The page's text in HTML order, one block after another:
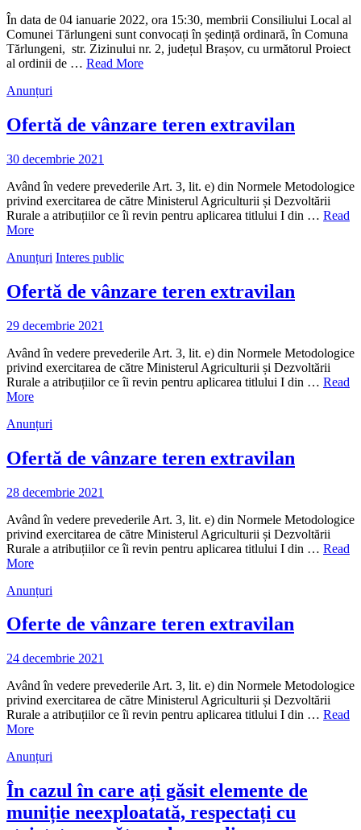
În data de 04 ianuarie 2022, ora 15:30, membrii Consiliului Local al
Comunei Tărlungeni sunt convocați în ședință ordinară, în Comuna
Tărlungeni, str. Zizinului nr. 2, județul Brașov, cu următorul Proiect
al ordinii de … Read More
Anunțuri
Ofertă de vânzare teren extravilan
30 decembrie 2021
Având în vedere prevederile Art. 3, lit. e) din Normele Metodologice
privind exercitarea de către Ministerul Agriculturii și Dezvoltării
Rurale a atribuțiilor ce îi revin pentru aplicarea titlului I din … Read
More
Anunțuri Interes public
Ofertă de vânzare teren extravilan
29 decembrie 2021
Având în vedere prevederile Art. 3, lit. e) din Normele Metodologice
privind exercitarea de către Ministerul Agriculturii și Dezvoltării
Rurale a atribuțiilor ce îi revin pentru aplicarea titlului I din … Read
More
Anunțuri
Ofertă de vânzare teren extravilan
28 decembrie 2021
Având în vedere prevederile Art. 3, lit. e) din Normele Metodologice
privind exercitarea de către Ministerul Agriculturii și Dezvoltării
Rurale a atribuțiilor ce îi revin pentru aplicarea titlului I din … Read
More
Anunțuri
Oferte de vânzare teren extravilan
24 decembrie 2021
Având în vedere prevederile Art. 3, lit. e) din Normele Metodologice
privind exercitarea de către Ministerul Agriculturii și Dezvoltării
Rurale a atribuțiilor ce îi revin pentru aplicarea titlului I din … Read
More
Anunțuri
În cazul în care ați găsit elemente de
muniție neexploatată, respectați cu